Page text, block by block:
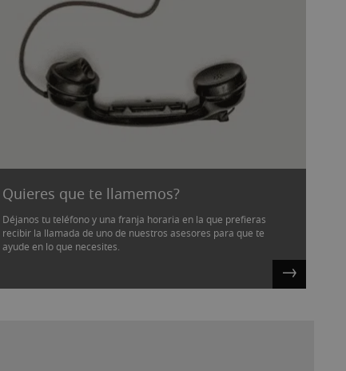
Quieres que te llamemos?
Déjanos tu teléfono y una franja horaria en la que prefieras
recibir la llamada de uno de nuestros asesores para que te
ayude en lo que necesites.